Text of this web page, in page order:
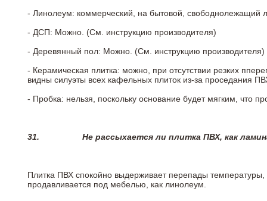
- Линолеум: коммерческий, на бытовой, свободнолежащий
- ДСП: Можно. (См. инструкцию производителя)
- Деревянный пол: Можно. (См. инструкцию производителя)
- Керамическая плитка: можно, при отсутствии резких
видны силуэты всех кафельных плиток из-за проседания
- Пробка: нельзя, поскольку основание будет мягким, что
31. Не рассыхается ли плитка ПВХ, как
Плитка ПВХ спокойно выдерживает перепады температуры,
продавливается под мебелью, как линолеум.